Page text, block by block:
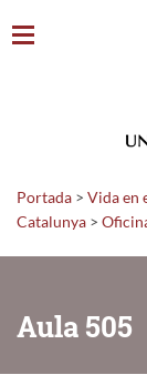
Portada > Vida en
Catalunya >
Aula 505